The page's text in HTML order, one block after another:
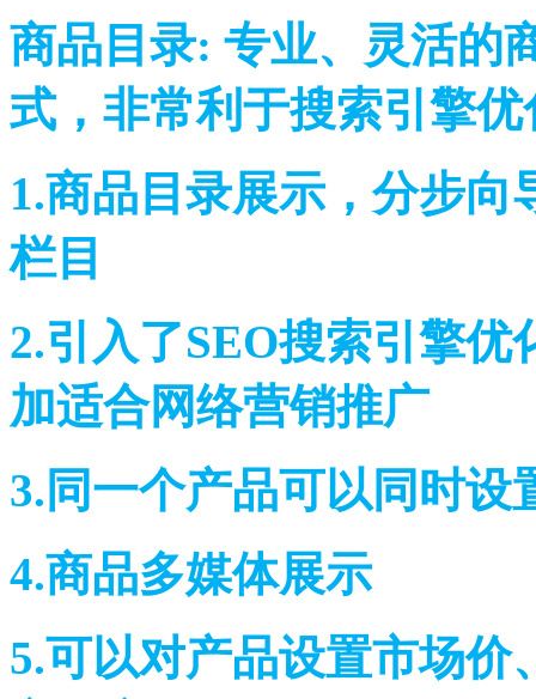
商品目录: 专业、灵活的
式，非常利于搜索引擎
1.商品目录展示，分步
栏目
2.引入了SEO搜索引擎
加适合网络营销推广
3.同一个产品可以同时
4.商品多媒体展示
5.可以对产品设置市场